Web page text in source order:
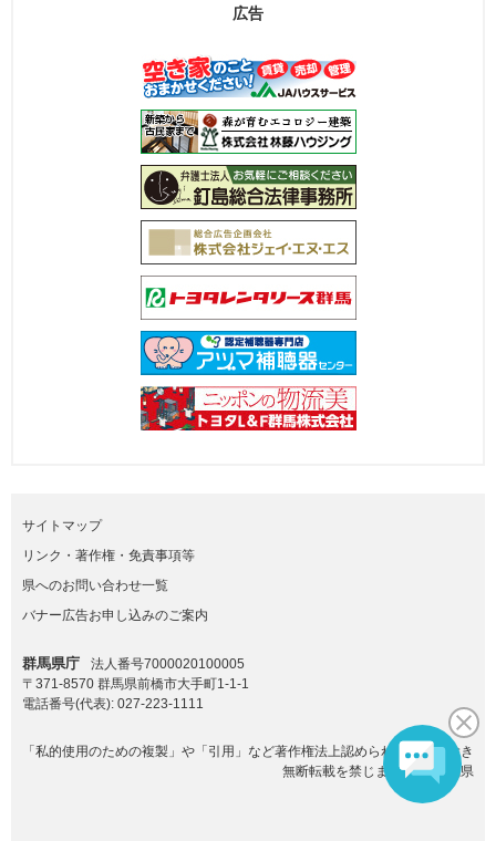
広告
サイトマップ
リンク・著作権・免責事項等
県へのお問い合わせ一覧
バナー広告お申し込みのご案内
群馬県庁
法人番号7000020100005
〒371-8570 群馬県前橋市大手町1-1-1
電話番号(代表): 027-223-1111
「私的使用のための複製」や「引用」など著作権法上認められた場合を除き
無断転載を禁じます。(C)群馬県